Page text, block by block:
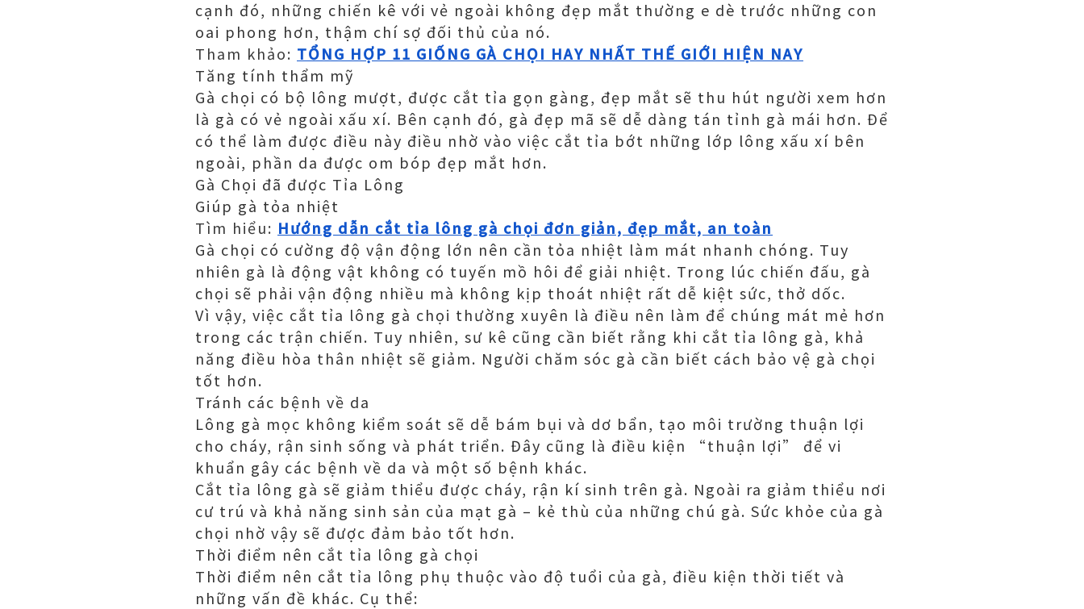
cạnh đó, những chiến kê với vẻ ngoài không đẹp mắt thường e dè trước những con
oai phong hơn, thậm chí sợ đối thủ của nó.
Tham khảo: TỔNG HỢP 11 GIỐNG GÀ CHỌI HAY NHẤT THẾ GIỚI HIỆN NAY
Tăng tính thẩm mỹ
Gà chọi có bộ lông mượt, được cắt tỉa gọn gàng, đẹp mắt sẽ thu hút người xem hơn
là gà có vẻ ngoài xấu xí. Bên cạnh đó, gà đẹp mã sẽ dễ dàng tán tỉnh gà mái hơn. Để
có thể làm được điều này điều nhờ vào việc cắt tỉa bớt những lớp lông xấu xí bên
ngoài, phần da được om bóp đẹp mắt hơn.
Gà Chọi đã được Tỉa Lông
Giúp gà tỏa nhiệt
Tìm hiểu: Hướng dẫn cắt tỉa lông gà chọi đơn giản, đẹp mắt, an toàn
Gà chọi có cường độ vận động lớn nên cần tỏa nhiệt làm mát nhanh chóng. Tuy
nhiên gà là động vật không có tuyến mồ hôi để giải nhiệt. Trong lúc chiến đấu, gà
chọi sẽ phải vận động nhiều mà không kịp thoát nhiệt rất dễ kiệt sức, thở dốc.
Vì vậy, việc cắt tỉa lông gà chọi thường xuyên là điều nên làm để chúng mát mẻ hơn
trong các trận chiến. Tuy nhiên, sư kê cũng cần biết rằng khi cắt tỉa lông gà, khả
năng điều hòa thân nhiệt sẽ giảm. Người chăm sóc gà cần biết cách bảo vệ gà chọi
tốt hơn.
Tránh các bệnh về da
Lông gà mọc không kiểm soát sẽ dễ bám bụi và dơ bẩn, tạo môi trường thuận lợi
cho cháy, rận sinh sống và phát triển. Đây cũng là điều kiện “thuận lợi” để vi
khuẩn gây các bệnh về da và một số bệnh khác.
Cắt tỉa lông gà sẽ giảm thiểu được cháy, rận kí sinh trên gà. Ngoài ra giảm thiểu nơi
cư trú và khả năng sinh sản của mạt gà – kẻ thù của những chú gà. Sức khỏe của gà
chọi nhờ vậy sẽ được đảm bảo tốt hơn.
Thời điểm nên cắt tỉa lông gà chọi
Thời điểm nên cắt tỉa lông phụ thuộc vào độ tuổi của gà, điều kiện thời tiết và
những vấn đề khác. Cụ thể: